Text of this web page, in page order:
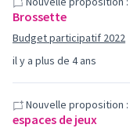
il y a plus de 4 ans
Brossette
Budget participatif 2022
Nouvelle proposition :
espaces de jeux